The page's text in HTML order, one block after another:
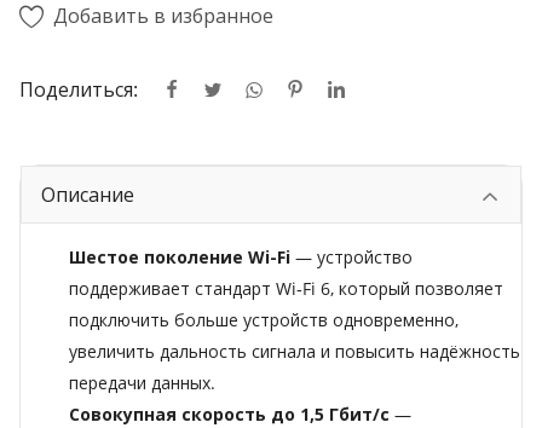
Добавить в избранное
Поделиться:
Описание
Шестое поколение Wi-Fi — устройство
поддерживает стандарт Wi‑Fi 6, который позволяет
подключить больше устройств одновременно,
увеличить дальность сигнала и повысить надёжность
передачи данных.
Совокупная скорость до 1,5 Гбит/с —